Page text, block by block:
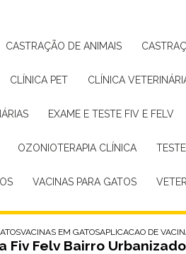
CASTRAÇÃO DE ANIMAIS
CLÍNICA PET CLÍNICA
EXAME E TESTE FIV E FELV
OZONIOTERAPIA CLÍNICA
VACINAS PARA GATOS
VACINAS EM GATOSAPLICACAO DE
Fiv Felv Bairro